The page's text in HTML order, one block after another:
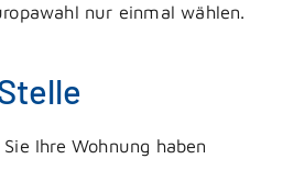
nur einmal wählen.
Ihre Wohnung haben